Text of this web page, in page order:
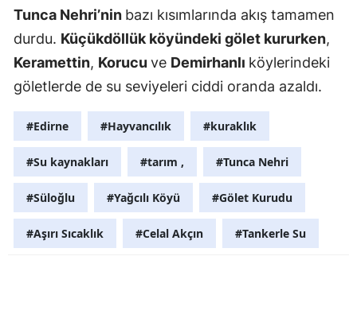
Manisa
Mardin
Nevşehir
Niğde
Ordu
Tunca Nehri’nin bazı kısımlarında akış tamamen
durdu. Küçükdöllük köyündeki gölet kururken,
Keramettin, Korucuve Demirhanlı köylerindeki
göletlerde de su seviyeleri ciddi oranda azaldı.
#Edirne #Hayvancılık #kuraklık
#Su kaynakları #tarım , #Tunca Nehri
#Süloğlu #Yağcılı Köyü #Gölet Kurudu
#Aşırı Sıcaklık #Celal Akçın #Tankerle Su